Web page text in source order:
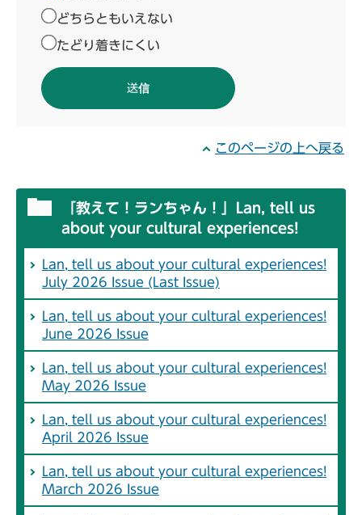
どちらともいえない
たどり着きにくい
このページの上へ戻る
「教えて！ランちゃん！」Lan, tell us
about your cultural experiences!
Lan, tell us about your cultural experiences!
July 2026 Issue (Last Issue)
Lan, tell us about your cultural experiences!
June 2026 Issue
Lan, tell us about your cultural experiences!
May 2026 Issue
Lan, tell us about your cultural experiences!
April 2026 Issue
Lan, tell us about your cultural experiences!
March 2026 Issue